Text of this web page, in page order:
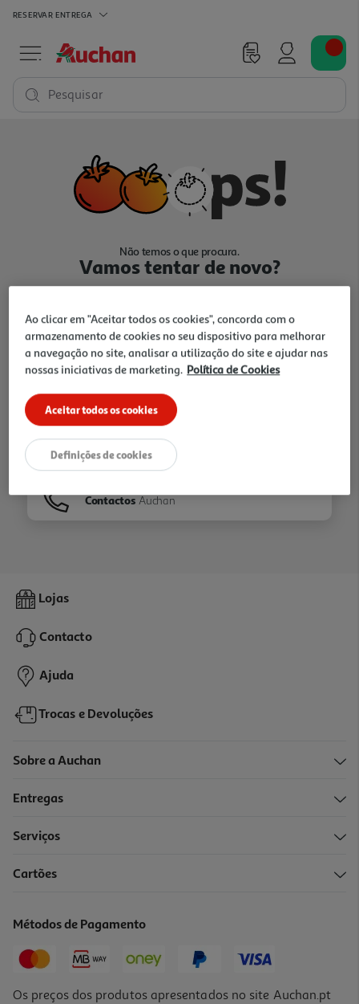
RESERVAR ENTREGA
Pesquisar
Não temos o que procura.
Vamos tentar de novo?
Ir para Homepage
Folhetos
Contactos Auchan
Lojas
Contacto
Ajuda
Trocas e Devoluções
Sobre a Auchan
Entregas
Serviços
Cartões
Métodos de Pagamento
Os preços dos produtos apresentados no site Auchan.pt
Ao clicar em "Aceitar todos os cookies", concorda com o
armazenamento de cookies no seu dispositivo para melhorar
a navegação no site, analisar a utilização do site e ajudar nas
nossas iniciativas de marketing. Política de Cookies
Aceitar todos os cookies
Definições de cookies